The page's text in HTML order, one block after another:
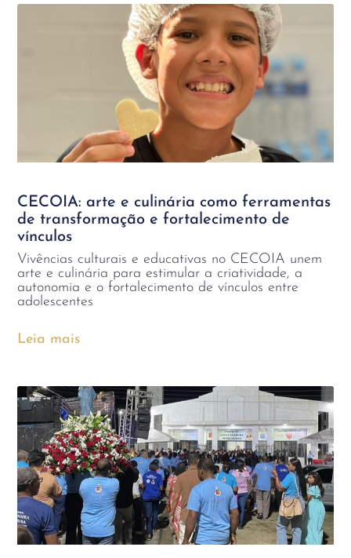
CECOIA: arte e culinária como ferramentas
de transformação e fortalecimento de
vínculos
Vivências culturais e educativas no CECOIA unem
arte e culinária para estimular a criatividade, a
autonomia e o fortalecimento de vínculos entre
adolescentes
Leia mais